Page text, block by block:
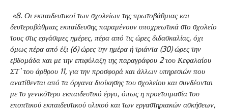
«8. Οι εκπαιδευτικοί των σχολείων της πρωτοβάθμιας και
δευτεροβάθμιας εκπαίδευσης παραμένουν υποχρεωτικά στο σχολείο
τους στις εργάσιμες ημέρες, πέρα από τις ώρες διδασκαλίας, όχι
όμως πέρα από έξι (6) ώρες την ημέρα ή τριάντα (30) ώρες την
εβδομάδα και με την επιφύλαξη της παραγράφου 2 του Κεφαλαίου
ΣΤ` του άρθρου 11, για την προσφορά και άλλων υπηρεσιών που
ανατίθενται από τα όργανα διοίκησης του σχολείου και συνδέονται
με το γενικότερο εκπαιδευτικό έργο, όπως η προετοιμασία του
εποπτικού εκπαιδευτικού υλικού και των εργαστηριακών ασκήσεων,